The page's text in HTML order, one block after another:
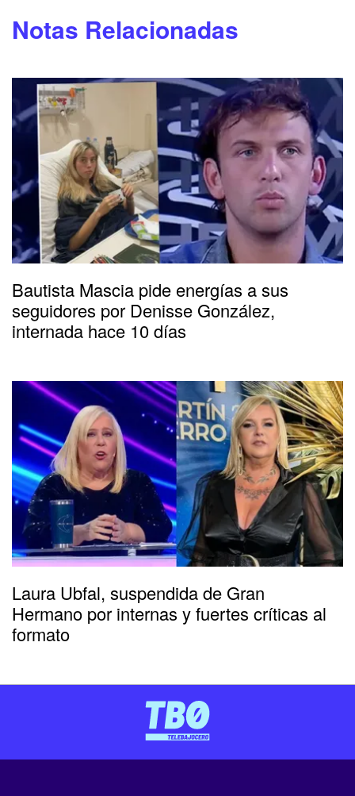
Notas Relacionadas
Bautista Mascia pide energías a sus
seguidores por Denisse González,
internada hace 10 días
Laura Ubfal, suspendida de Gran
Hermano por internas y fuertes críticas al
formato